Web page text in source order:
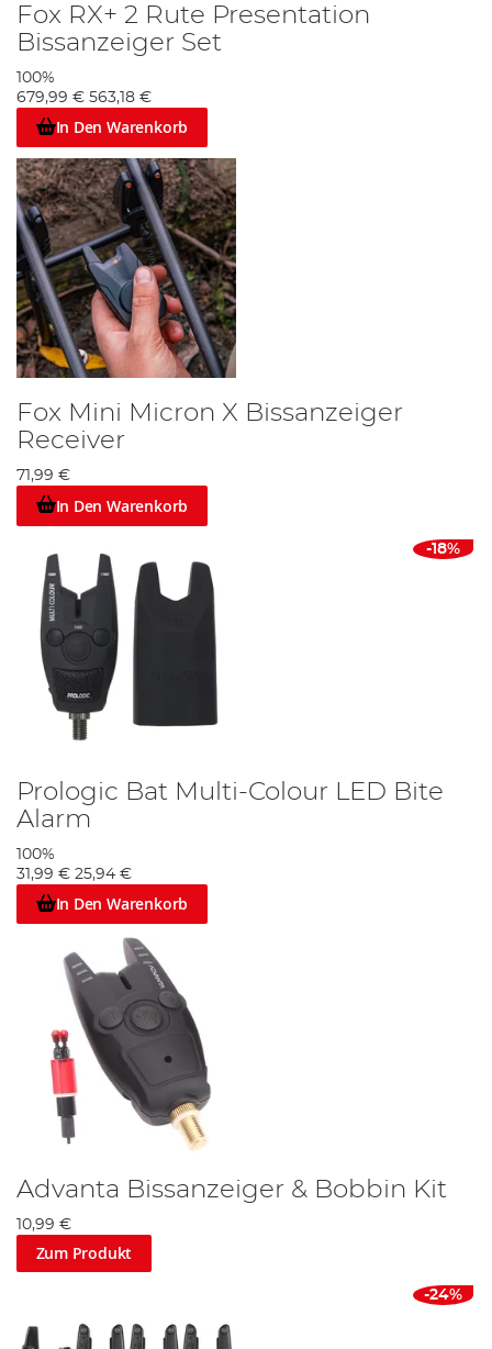
Fox RX+ 2 Rute Presentation
Bissanzeiger Set
100%
679,99 € 563,18 €
In Den Warenkorb
Fox Mini Micron X Bissanzeiger
Receiver
71,99 €
In Den Warenkorb
-18%
Prologic Bat Multi-Colour LED Bite
Alarm
100%
31,99 € 25,94 €
In Den Warenkorb
Advanta Bissanzeiger & Bobbin Kit
10,99 €
Zum Produkt
-24%